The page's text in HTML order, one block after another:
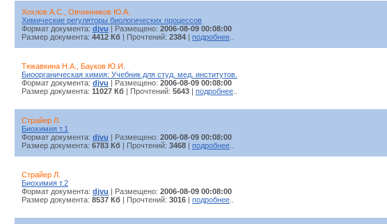
Хохлов А.С., Овчинников Ю.А.
Химические регуляторы биологических процессов
Формат документа: djvu | Размещено: 2006-08-09 00:08:00
Размер документа: 4412 Кб | Прочтений: 2384 подробнее
Тюкавкина Н.А., Бауков Ю.И.
Биоорганическая химия: Учебник для студ. мед. институтов.
Формат документа: djvu | Размещено: 2006-08-09 00:08:00
Размер документа: 11027 Кб | Прочтений: 5643 подробнее
Страйер Л.
Биохимия т.1
Формат документа: djvu | Размещено: 2006-08-09 00:08:00
Размер документа: 6783 Кб | Прочтений: 3468 подробнее
Страйер Л.
Биохимия т.2
Формат документа: djvu | Размещено: 2006-08-09 00:08:00
Размер документа: 8537 Кб | Прочтений: 3016 подробнее